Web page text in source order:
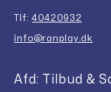
Tlf:40420932
info@ranplay.dk
Afd: Tilbud &